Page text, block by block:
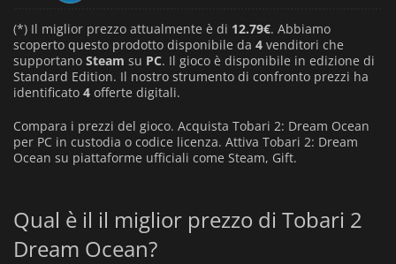
16.77€
(*) Il miglior prezzo attualmente è di 12.79€. Abbiamo
scoperto questo prodotto disponibile da 4 venditori che
supportano Steam su PC. Il gioco è disponibile in edizione di
Standard Edition. Il nostro strumento di confronto prezzi ha
identificato 4 offerte digitali.
Compara i prezzi del gioco. Acquista Tobari 2: Dream Ocean
per PC in custodia o codice licenza. Attiva Tobari 2: Dream
Ocean su piattaforme ufficiali come Steam, Gift.
Qual è il il miglior prezzo di Tobari 2
Dream Ocean?